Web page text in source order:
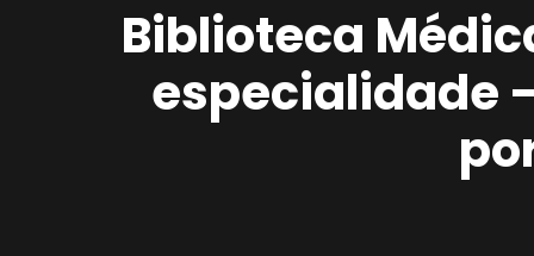
Biblioteca
especialidade